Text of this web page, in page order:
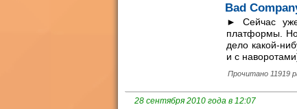
Bad
► Сейчас
платформы.
дело какой-
и с
Прочитано 11919
28 сентября 2010 года в 12:07